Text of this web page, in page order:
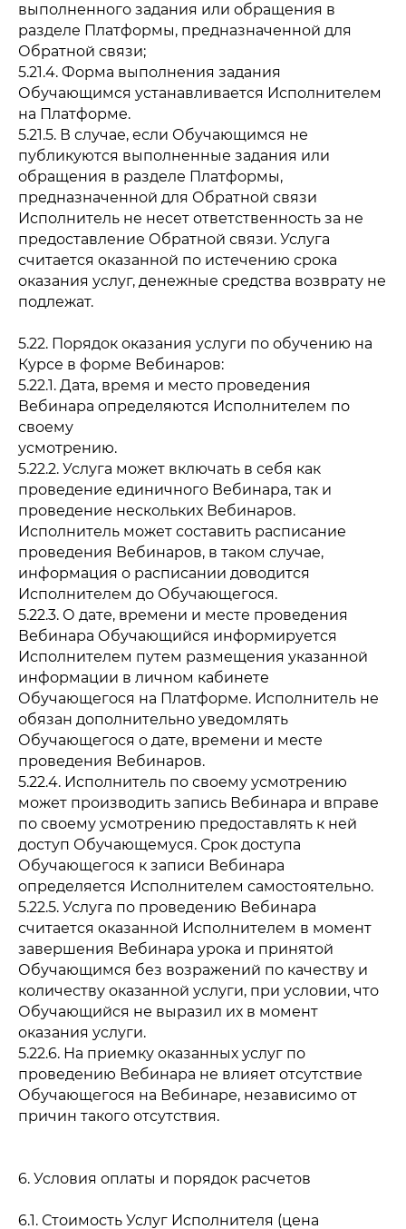
выполненного задания или обращения в
разделе Платформы, предназначенной для
Обратной связи;
5.21.4. Форма выполнения задания
Обучающимся устанавливается Исполнителем
на Платформе.
5.21.5. В случае, если Обучающимся не
публикуются выполненные задания или
обращения в разделе Платформы,
предназначенной для Обратной связи
Исполнитель не несет ответственность за не
предоставление Обратной связи. Услуга
считается оказанной по истечению срока
оказания услуг, денежные средства возврату не
подлежат.
5.22. Порядок оказания услуги по обучению на
Курсе в форме Вебинаров:
5.22.1. Дата, время и место проведения
Вебинара определяются Исполнителем по
своему
усмотрению.
5.22.2. Услуга может включать в себя как
проведение единичного Вебинара, так и
проведение нескольких Вебинаров.
Исполнитель может составить расписание
проведения Вебинаров, в таком случае,
информация о расписании доводится
Исполнителем до Обучающегося.
5.22.3. О дате, времени и месте проведения
Вебинара Обучающийся информируется
Исполнителем путем размещения указанной
информации в личном кабинете
Обучающегося на Платформе. Исполнитель не
обязан дополнительно уведомлять
Обучающегося о дате, времени и месте
проведения Вебинаров.
5.22.4. Исполнитель по своему усмотрению
может производить запись Вебинара и вправе
по своему усмотрению предоставлять к ней
доступ Обучающемуся. Срок доступа
Обучающегося к записи Вебинара
определяется Исполнителем самостоятельно.
5.22.5. Услуга по проведению Вебинара
считается оказанной Исполнителем в момент
завершения Вебинара урока и принятой
Обучающимся без возражений по качеству и
количеству оказанной услуги, при условии, что
Обучающийся не выразил их в момент
оказания услуги.
5.22.6. На приемку оказанных услуг по
проведению Вебинара не влияет отсутствие
Обучающегося на Вебинаре, независимо от
причин такого отсутствия.
6. Условия оплаты и порядок расчетов
6.1. Стоимость Услуг Исполнителя (цена